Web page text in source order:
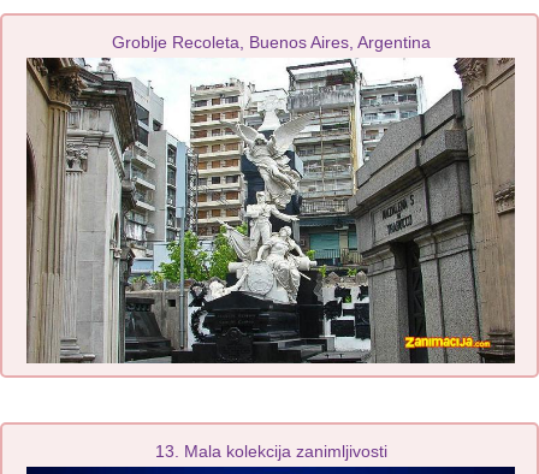
Groblje Recoleta, Buenos Aires, Argentina
13. Mala kolekcija zanimljivosti